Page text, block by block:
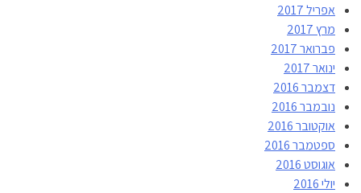
אפריל 2017
מרץ 2017
פברואר 2017
ינואר 2017
דצמבר 2016
נובמבר 2016
אוקטובר 2016
ספטמבר 2016
אוגוסט 2016
יולי 2016